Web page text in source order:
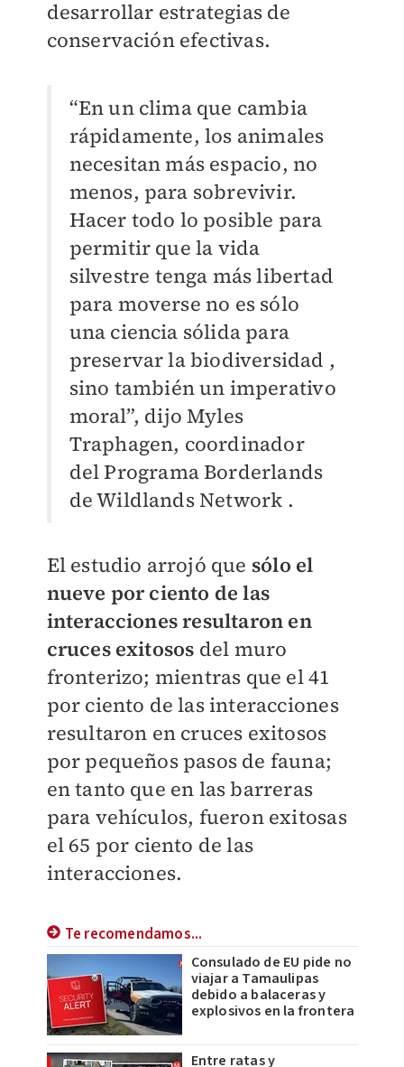
desarrollar estrategias de
conservación efectivas. ​
“En un clima que cambia
rápidamente, los animales
necesitan más espacio, no
menos, para sobrevivir.
Hacer todo lo posible para
permitir que la vida
silvestre tenga más libertad
para moverse no es sólo
una ciencia sólida para
preservar la biodiversidad ,
sino también un imperativo
moral”, dijo Myles
Traphagen, coordinador
del Programa Borderlands
de Wildlands Network .
El estudio arrojó que sólo el
nueve por ciento de las
interacciones resultaron en
cruces exitosos del muro
fronterizo; mientras que el 41
por ciento de las interacciones
resultaron en cruces exitosos
por pequeños pasos de fauna;
en tanto que en las barreras
para vehículos, fueron exitosas
el 65 por ciento de las
interacciones.
Te recomendamos...
Consulado de EU pide no
viajar a Tamaulipas
debido a balaceras y
explosivos en la frontera
Entre ratas y